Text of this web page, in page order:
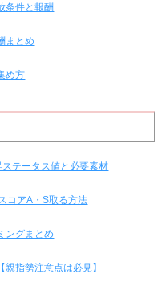
条件と報酬
まとめ
め方
テータス値と必要素材
コアA・S取る方法
ングまとめ
指勢注意点は必見】